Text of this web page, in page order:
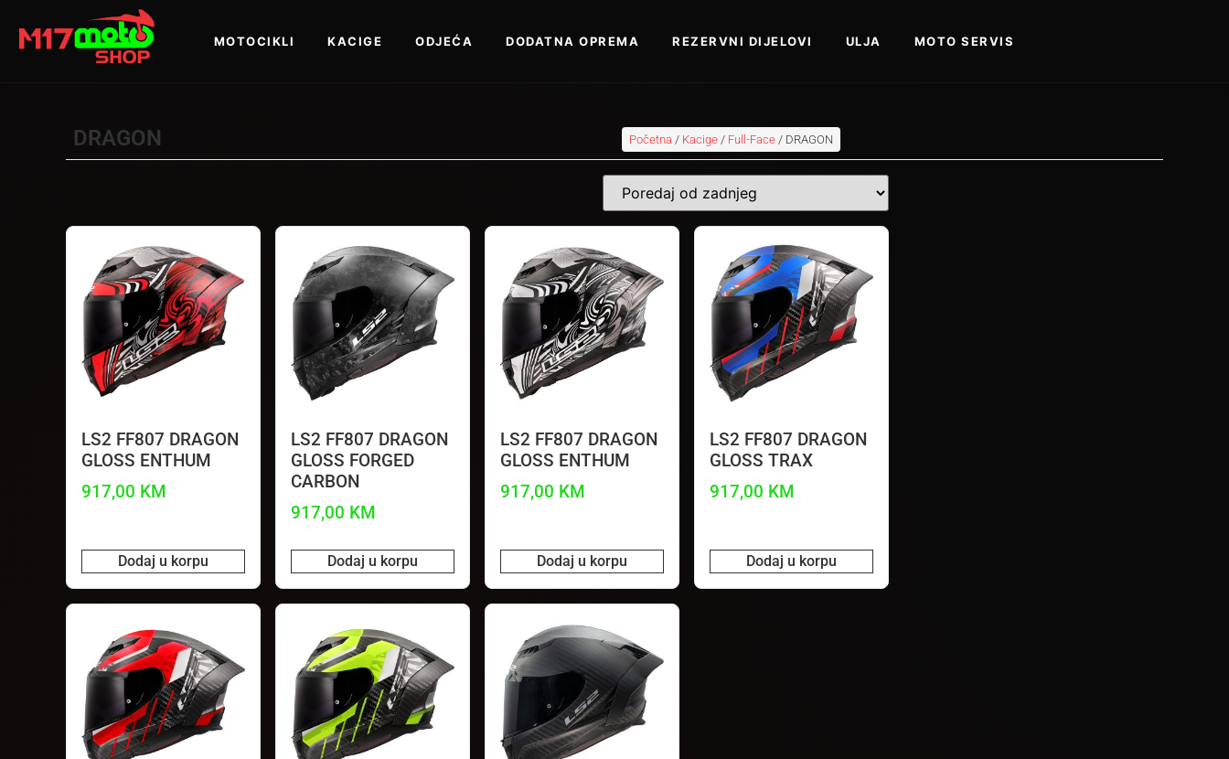
MOTOCIKLI KACIGE ODJEĆA DODATNA OPREMA REZERVNI DIJELOVI ULJA MOTO SERVIS
DRAGON Početna / Kacige / Full-Face / DRAGON
LS2 FF807 DRAGON
GLOSS ENTHUM
917,00 KM
Dodaj u korpu
LS2 FF807 DRAGON
GLOSS FORGED
CARBON
917,00 KM
Dodaj u korpu
LS2 FF807 DRAGON
GLOSS ENTHUM
917,00 KM
Dodaj u korpu
LS2 FF807 DRAGON
GLOSS TRAX
917,00 KM
Dodaj u korpu